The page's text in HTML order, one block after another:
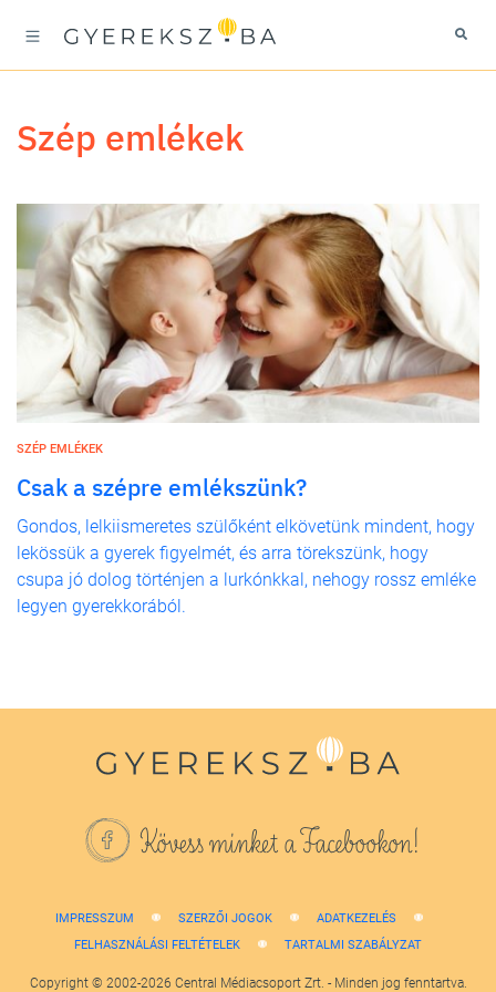
szép emlékek
SZÉP EMLÉKEK
Csak a szépre emlékszünk?
Gondos, lelkiismeretes szülőként elkövetünk mindent, hogy
lekössük a gyerek figyelmét, és arra törekszünk, hogy
csupa jó dolog történjen a lurkónkkal, nehogy rossz emléke
legyen gyerekkorából.
Kövess minket a Facebookon!
IMPRESSZUM SZERZŐI JOGOK
ADATKEZELÉS
FELHASZNÁLÁSI FELTÉTELEK
TARTALMI SZABÁLYZAT
Copyright © 2002-2026 Central Médiacsoport Zrt. - Minden jog fenntartva.